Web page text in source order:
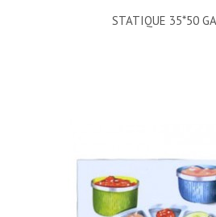
STATIQUE 35*50